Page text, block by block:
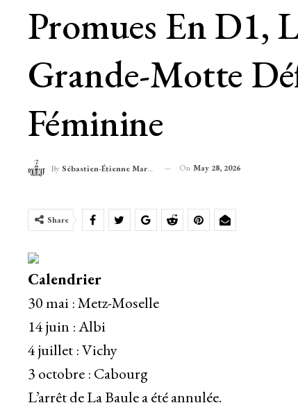
Promues En D1,
Grande-Motte
Féminine
By Sébastien-Étienne Marechal On May 28, 2026
Share
Calendrier
30 mai : Metz-Moselle
14 juin : Albi
4 juillet : Vichy
3 octobre : Cabourg
L’arrêt de La Baule a été annulée.